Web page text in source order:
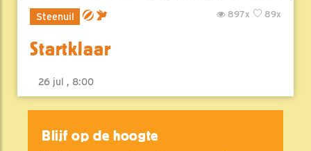
Steenuil 89x
897x
Startklaar
26 jul , 8:00
Blijf op de hoogte